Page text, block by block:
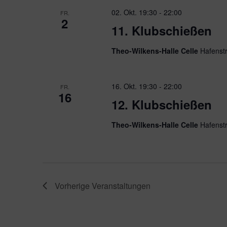
FR.
2 11. Klubschießen
02. Okt. 19:30 - 22:00
Theo-Wilkens-Halle Celle
FR.
16 12. Klubschießen
16. Okt. 19:30 - 22:00
Theo-Wilkens-Halle Celle
Vorherige Veranstaltungen